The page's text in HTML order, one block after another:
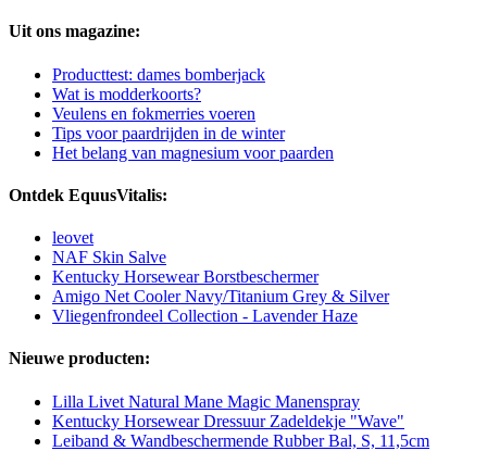
Uit ons magazine:
Producttest: dames bomberjack
Wat is modderkoorts?
Veulens en fokmerries voeren
Tips voor paardrijden in de winter
Het belang van magnesium voor paarden
Ontdek EquusVitalis:
leovet
NAF Skin Salve
Kentucky Horsewear Borstbeschermer
Amigo Net Cooler Navy/Titanium Grey & Silver
Vliegenfrondeel Collection - Lavender Haze
Nieuwe producten:
Lilla Livet Natural Mane Magic Manenspray
Kentucky Horsewear Dressuur Zadeldekje "Wave"
Leiband & Wandbeschermende Rubber Bal, S, 11,5cm